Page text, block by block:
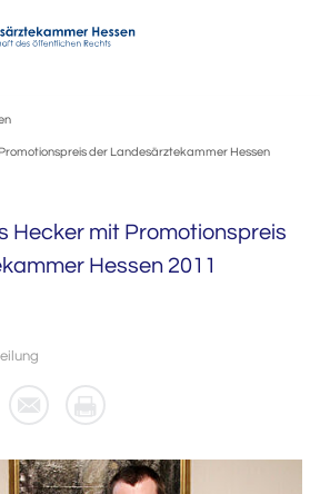
der Landesärztekammer Hessen
Hecker mit Promotionspreis
Hessen 2011